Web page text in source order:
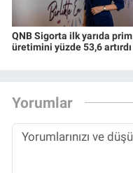
QNB Sigorta ilk yarıda prim
üretimini yüzde 53,6 artırdı
Yorumlar